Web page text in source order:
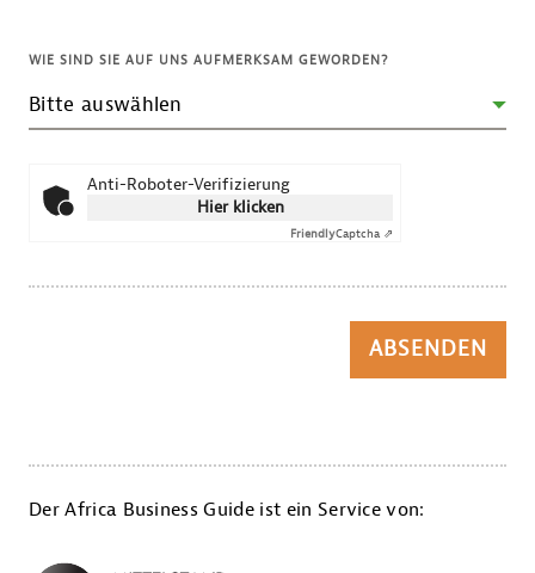
WIE SIND SIE AUF UNS AUFMERKSAM GEWORDEN?
Anti-Roboter-Verifizierung
Hier klicken
FriendlyCaptcha ⇗
ABSENDEN
Der Africa Business Guide ist ein Service von: